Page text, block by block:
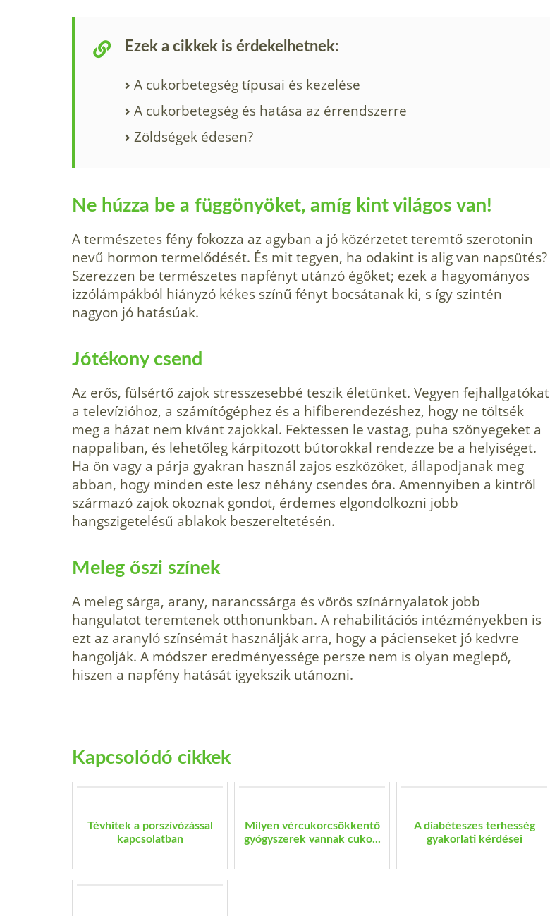
Ezek a cikkek is érdekelhetnek:
A cukorbetegség típusai és kezelése
A cukorbetegség és hatása az érrendszerre
Zöldségek édesen?
Ne húzza be a függönyöket, amíg kint világos van!
A természetes fény fo­kozza az agyban a jó közérzetet teremtő szerotonin
nevű hormon termelődését. És mit tegyen, ha odakint is alig van napsütés?
Szerezzen be természetes nap­fényt utánzó égőket; ezek a hagyományos
izzólámpákból hiányzó kékes színű fényt bocsátanak ki, s így szintén
nagyon jó hatásúak.
Jótékony csend
Az erős, fülsértő zajok stresszesebbé teszik életünket. Vegyen fejhallgatókat
a televízióhoz, a számítógéphez és a hifiberendezéshez, hogy ne töltsék
meg a házat nem kívánt zajokkal. Fektessen le vastag, puha szőnyegeket a
nappaliban, és lehetőleg kárpitozott bútorokkal rendezze be a helyiséget.
Ha ön vagy a párja gyakran használ zajos eszközöket, állapodjanak meg
abban, hogy minden este lesz néhány csendes óra. Amennyiben a kintről
származó zajok okoznak gondot, érdemes elgondolkozni jobb
hangszigetelésű ablakok beszereltetésén.
Meleg őszi színek
A meleg sárga, arany, narancssárga és vörös színárnyalatok jobb
hangulatot teremtenek otthonunkban. A rehabilitációs intézményekben is
ezt az aranyló színsémát használják arra, hogy a pácienseket jó kedvre
hangol­ják. A módszer eredményessége persze nem is olyan meglepő,
hiszen a napfény hatását igyekszik utánozni.
Kapcsolódó cikkek
Tévhitek a porszívózással
kapcsolatban
Milyen vércukorcsökkentő
gyógyszerek vannak cuko...
A diabéteszes terhesség
gyakorlati kérdései